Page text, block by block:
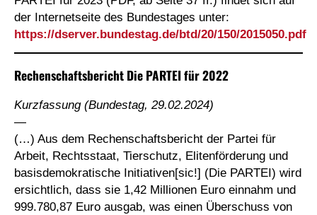
der Internetseite des Bundestages unter:
https://dserver.bundestag.de/btd/20/150/2015050.pdf
Rechenschaftsbericht Die PARTEI für 2022
Kurzfassung (Bundestag, 29.02.2024)
—
(…) Aus dem Rechenschaftsbericht der Partei für
Arbeit, Rechtsstaat, Tierschutz, Elitenförderung und
basisdemokratische Initiativen[sic!] (Die PARTEI) wird
ersichtlich, dass sie 1,42 Millionen Euro einnahm und
999.780,87 Euro ausgab, was einen Überschuss von